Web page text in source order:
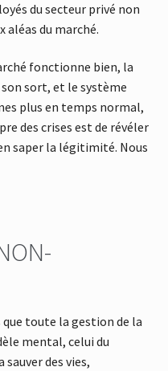
du secteur privé non
du marché.
fonctionne bien, la
sort, et le système
plus en temps normal,
des crises est de révéler
saper la légitimité. Nous
que toute la gestion de la
mental, celui du
sauver des vies,